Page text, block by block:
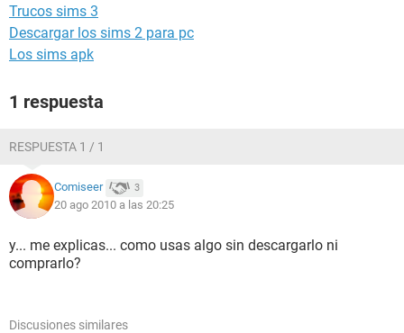
Trucos sims 3
Descargar los sims 2 para pc
Los sims apk
1 respuesta
RESPUESTA 1 / 1
Comiseer 3
20 ago 2010 a las 20:25
y... me explicas... como usas algo sin descargarlo ni
comprarlo?
Discusiones similares